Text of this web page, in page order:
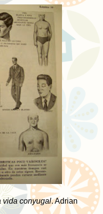
vida conyugal. Adrian